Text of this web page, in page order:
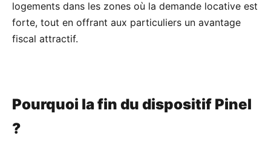
logements dans les zones où la demande locative est
forte, tout en offrant aux particuliers un avantage
fiscal attractif.
Pourquoi la fin du dispositif Pinel
?